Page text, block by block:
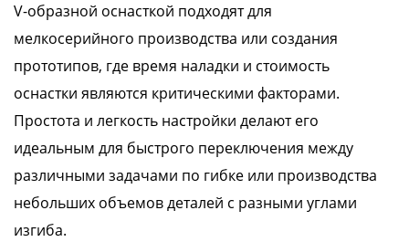
V-образной оснасткой подходят для
мелкосерийного производства или создания
прототипов, где время наладки и стоимость
оснастки являются критическими факторами.
Простота и легкость настройки делают его
идеальным для быстрого переключения между
различными задачами по гибке или производства
небольших объемов деталей с разными углами
изгиба.